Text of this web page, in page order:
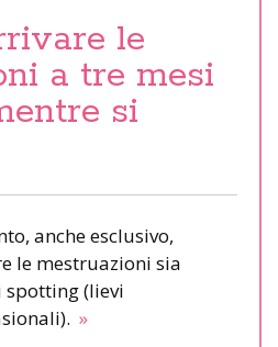
le
a tre mesi
si
anche esclusivo,
le mestruazioni sia
(lievi
»